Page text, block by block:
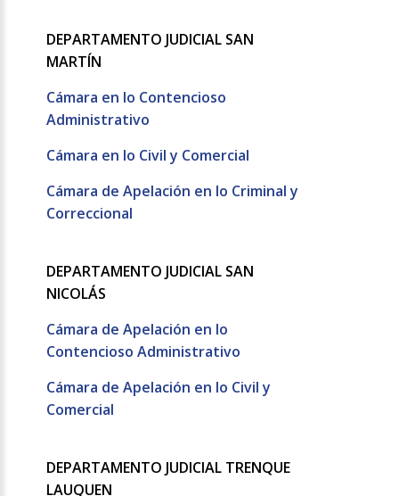
DEPARTAMENTO JUDICIAL SAN
MARTÍN
Cámara en lo Contencioso
Administrativo
Cámara en lo Civil y Comercial
Cámara de Apelación en lo Criminal y
Correccional
DEPARTAMENTO JUDICIAL SAN
NICOLÁS
Cámara de Apelación en lo
Contencioso Administrativo
Cámara de Apelación en lo Civil y
Comercial
DEPARTAMENTO JUDICIAL TRENQUE
LAUQUEN